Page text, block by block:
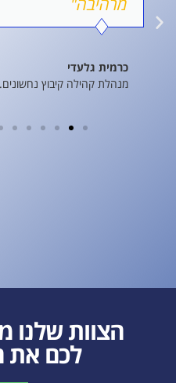
כרמית גלעדי
מנהלת קהילה קיבוץ נחשונים.
הצוות שלנו
לכם את